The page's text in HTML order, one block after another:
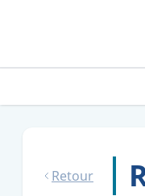
Retour